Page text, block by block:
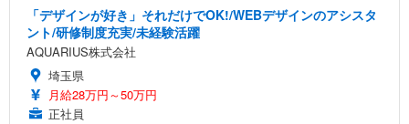
「デザインが好き」それだけでOK!/WEBデザインのアシスタ
ント/研修制度充実/未経験活躍
AQUARIUS株式会社
埼玉県
月給28万円～50万円
正社員